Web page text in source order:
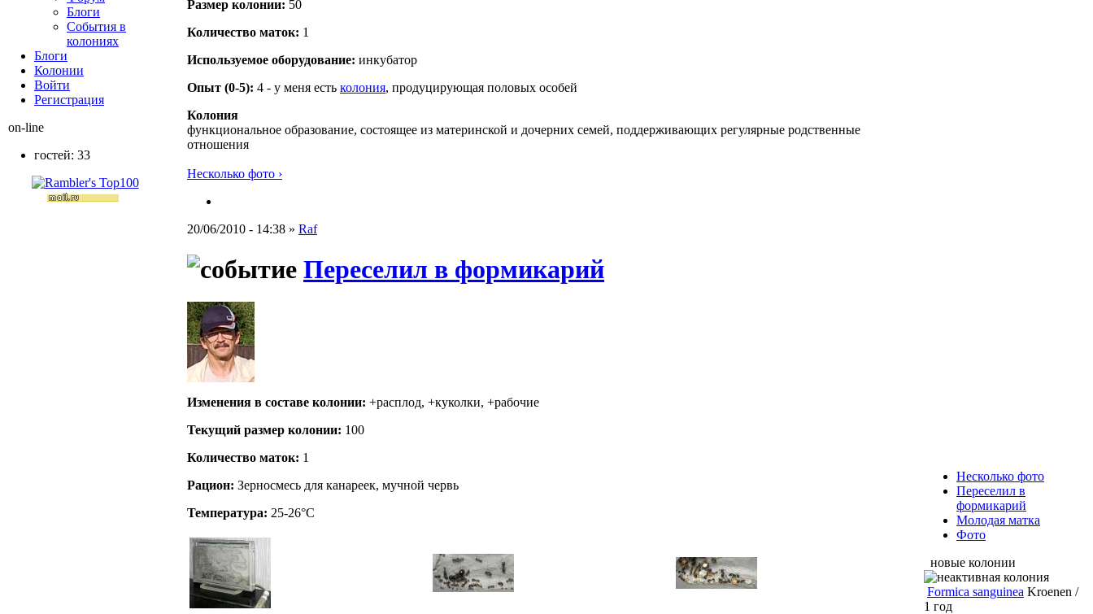
Размер кoлонии: 50
Количество маток: 1
Используемое оборудование: инкубатор
Опыт (0-5): 4 - у меня есть колония, продуцирующая половых особей
Колония
функциональное образование, состоящее из материнской и дочерних семей, поддерживающих регулярные родственные
отношения
Несколько фото ›
20/06/2010 - 14:38 » Raf
Переселил в формикарий
Изменения в составе кoлонии: +расплод, +куколки, +рабочие
Текущий размер кoлонии: 100
Количество маток: 1
Рацион: Зерносмесь для канареек, мучной червь
Температура: 25-26°C
Блоги
События в
колониях
Блоги
Колонии
Войти
Peгиcтpaция
on-line
гостей: 33
Несколько фото
Переселил в
формикарий
Молодая матка
Фото
новые колонии
Formica sanguinea Kroenen /
1 год